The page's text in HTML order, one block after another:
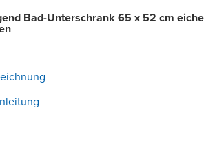
Bad-Unterschrank 65 x 52 cm eiche